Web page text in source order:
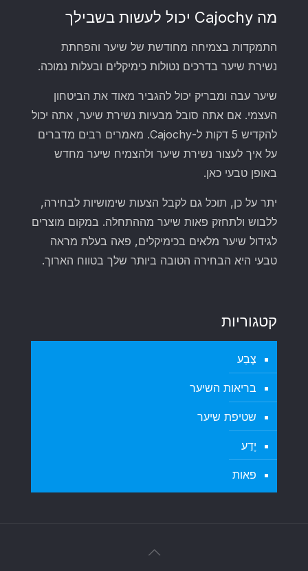
מה Cajochy יכול לעשות בשבילך
התמקדות בצמיחה מחודשת של שיער והפחתת
נשירת שיער בדרכים נטולות כימיקלים ובעלות נמוכה.
שיער עבה ומבריק יכול להגביר מאוד את הביטחון
העצמי. אם אתה סובל מבעיות נשירת שיער, אתה יכול
להקדיש 5 דקות ל-Cajochy. מאמרים רבים מדברים
על איך לעצור נשירת שיער ולהצמיח שיער מחדש
באופן טבעי כאן.
יתר על כן, תוכל גם לקבל הצעות שימושיות לבחירה,
ללבוש ולתחזק פאות שיער מההתחלה. במקום מוצרים
לגידול שיער מלאים בכימיקלים, פאה בעלת מראה
טבעי היא הבחירה הטובה ביותר שלך בטווח הארוך.
קטגוריות
צֶבַע
בריאות השיער
שטיפת שיער
יֶדַע
פאות